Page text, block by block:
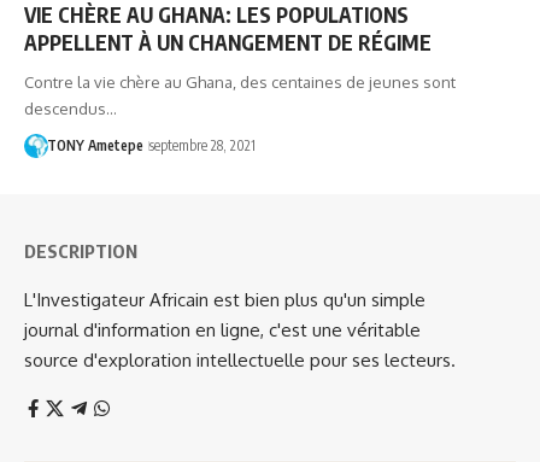
VIE CHÈRE AU GHANA: LES POPULATIONS
APPELLENT À UN CHANGEMENT DE RÉGIME
Contre la vie chère au Ghana, des centaines de jeunes sont
descendus…
TONY Ametepe septembre 28, 2021
DESCRIPTION
L'Investigateur Africain est bien plus qu'un simple
journal d'information en ligne, c'est une véritable
source d'exploration intellectuelle pour ses lecteurs.